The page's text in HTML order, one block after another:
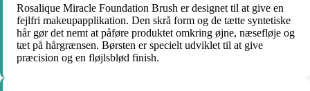
Rosalique Miracle Foundation Brush er designet til at give en
fejlfri makeupapplikation. Den skrå form og de tætte syntetiske
hår gør det nemt at påføre produktet omkring øjne, næsefløje og
tæt på hårgrænsen. Børsten er specielt udviklet til at give
præcision og en fløjlsblød finish.